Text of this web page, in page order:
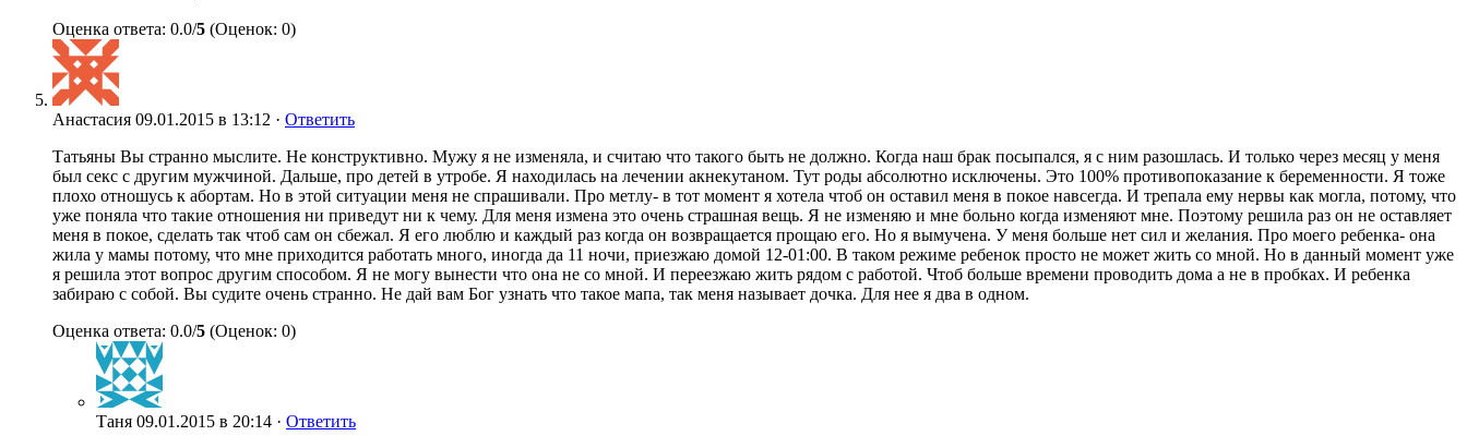
Оценка ответа: 0.0/5 (Оценок: 0)
Анастасия 09.01.2015 в 13:12 · Ответить
Татьяны Вы странно мыслите. Не конструктивно. Мужу я не изменяла, и считаю что такого быть не должно. Когда наш брак посыпался, я с ним разошлась. И только через месяц у меня
был секс с другим мужчиной. Дальше, про детей в утробе. Я находилась на лечении акнекутаном. Тут роды абсолютно исключены. Это 100% противопоказание к беременности. Я тоже
плохо отношусь к абортам. Но в этой ситуации меня не спрашивали. Про метлу- в тот момент я хотела чтоб он оставил меня в покое навсегда. И трепала ему нервы как могла, потому, что
уже поняла что такие отношения ни приведут ни к чему. Для меня измена это очень страшная вещь. Я не изменяю и мне больно когда изменяют мне. Поэтому решила раз он не оставляет
меня в покое, сделать так чтоб сам он сбежал. Я его люблю и каждый раз когда он возвращается прощаю его. Но я вымучена. У меня больше нет сил и желания. Про моего ребенка- она
жила у мамы потому, что мне приходится работать много, иногда да 11 ночи, приезжаю домой 12-01:00. В таком режиме ребенок просто не может жить со мной. Но в данный момент уже
я решила этот вопрос другим способом. Я не могу вынести что она не со мной. И переезжаю жить рядом с работой. Чтоб больше времени проводить дома а не в пробках. И ребенка
забираю с собой. Вы судите очень странно. Не дай вам Бог узнать что такое мапа, так меня называет дочка. Для нее я два в одном.
Оценка ответа: 0.0/5 (Оценок: 0)
Таня 09.01.2015 в 20:14 · Ответить